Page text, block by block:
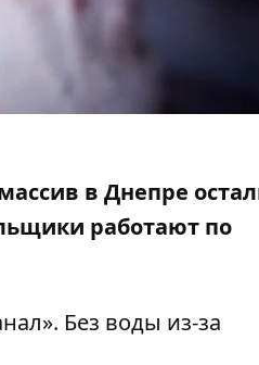
в Днепре
работают по
». Без воды из-за